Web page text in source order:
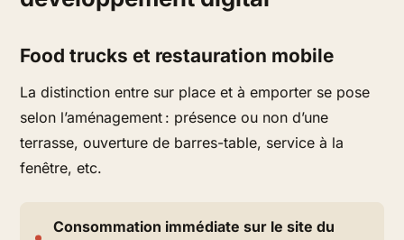
Food trucks et restauration mobile
La distinction entre sur place et à emporter se pose
selon l’aménagement : présence ou non d’une
terrasse, ouverture de barres-table, service à la
fenêtre, etc.
Consommation immédiate sur le site du